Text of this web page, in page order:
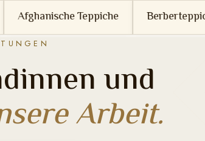
Berberteppiche Kelims
und
Arbeit.